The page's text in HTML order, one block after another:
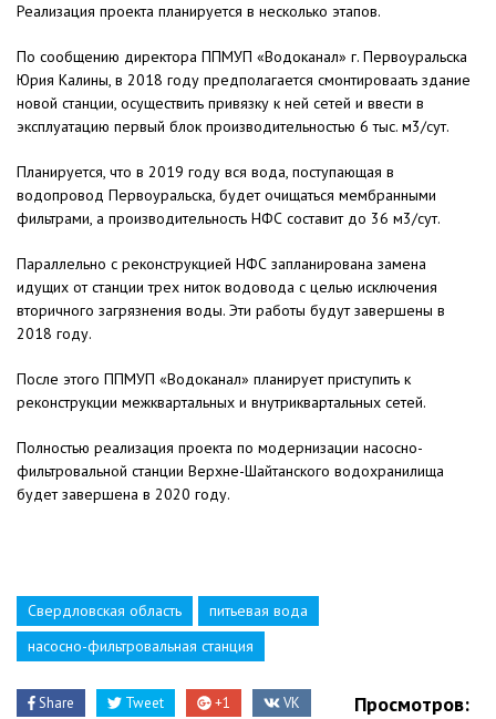
Реализация проекта планируется в несколько этапов.
По сообщению директора ППМУП «Водоканал» г. Первоуральска
Юрия Калины, в 2018 году предполагается смонтироваать здание
новой станции, осуществить привязку к ней сетей и ввести в
эксплуатацию первый блок производительностью 6 тыс. м3/сут.
Планируется, что в 2019 году вся вода, поступающая в
водопровод Первоуральска, будет очищаться мембранными
фильтрами, а производительность НФС составит до 36 м3/сут.
Параллельно с реконструкцией НФС запланирована замена
идущих от станции трех ниток водовода с целью исключения
вторичного загрязнения воды. Эти работы будут завершены в
2018 году.
После этого ППМУП «Водоканал» планирует приступить к
реконструкции межквартальных и внутриквартальных сетей.
Полностью реализация проекта по модернизации насосно-
фильтровальной станции Верхне-Шайтанского водохранилища
будет завершена в 2020 году.
Свердловская область
питьевая вода
насосно-фильтровальная станция
Share Tweet +1 VK
Просмотров: